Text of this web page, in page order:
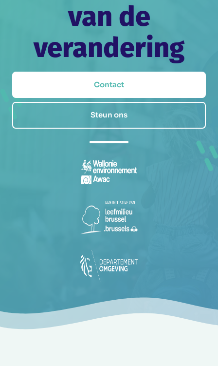
van de
verandering
Contact
Steun ons